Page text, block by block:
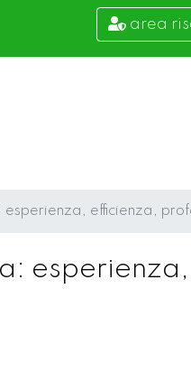
area
esperienza, efficienza,